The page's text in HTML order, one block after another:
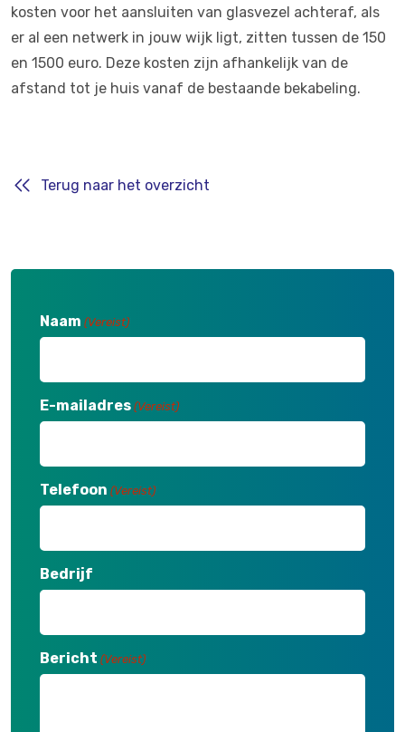
kosten voor het aansluiten van glasvezel achteraf, als
er al een netwerk in jouw wijk ligt, zitten tussen de 150
en 1500 euro. Deze kosten zijn afhankelijk van de
afstand tot je huis vanaf de bestaande bekabeling.
Terug naar het overzicht
Naam (Vereist)
E-mailadres (Vereist)
Telefoon (Vereist)
Bedrijf
Bericht (Vereist)